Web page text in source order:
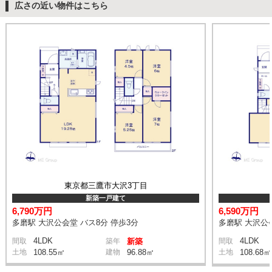
広さの近い物件はこちら
東京都三鷹市大沢3丁目
新築一戸建て
6,790万円
多磨駅 大沢公会堂 バス8分 停歩3分
間取 4LDK 築年 新築
土地 108.55㎡ 建物 96.88㎡
6,590万円
多磨駅 大沢公
間取 4LDK
土地 108.68㎡